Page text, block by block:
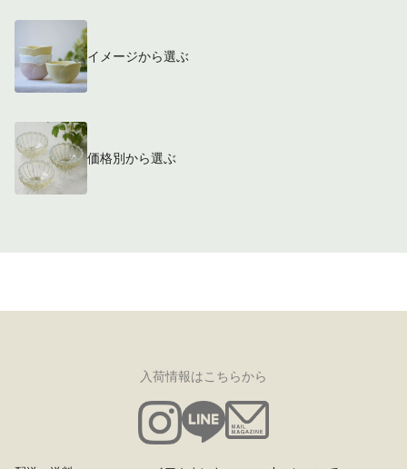
イメージから選ぶ
価格別から選ぶ
入荷情報はこちらから